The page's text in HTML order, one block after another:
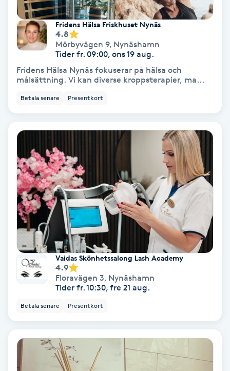
Brynplockning
Bröllopsuppsättning
Color correction
Cryoterapi
Damklippning
Dermapen
Diamantslipning
Extensions
Fridens Hälsa Friskhuset Nynäs
4.8
Mörbyvägen 9, Nynäshamn
Tider fr. 09:00, ons 19 aug.
Fridens Hälsa Nynäs fokuserar på hälsa och
målsättning. Vi kan diverse kroppsterapier, ma...
Betala senare Presentkort
Vaidas Skönhetssalong Lash Academy
4.9
Floravägen 3, Nynäshamn
Tider fr. 10:30, fre 21 aug.
Betala senare Presentkort